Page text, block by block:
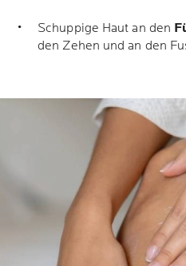
Schuppige Haut an den
den Zehen und an den